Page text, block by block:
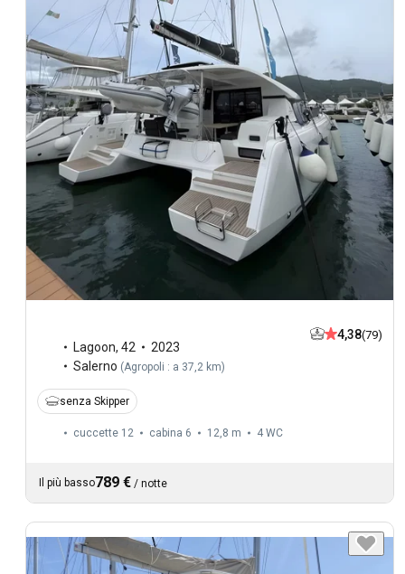
Lagoon, 42
2023
Salerno (Agropoli : a 37,2 km)
4,38(79)
senza Skipper
cuccette 12 cabina 6 12,8 m 4 WC
Il più basso789 € / notte